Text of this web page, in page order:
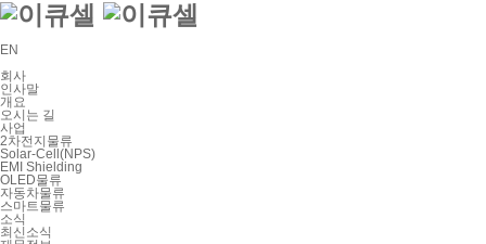
EN
회사
인사말
개요
오시는 길
사업
2차전지물류
Solar-Cell(NPS)
EMI Shielding
OLED물류
자동차물류
스마트물류
소식
최신소식